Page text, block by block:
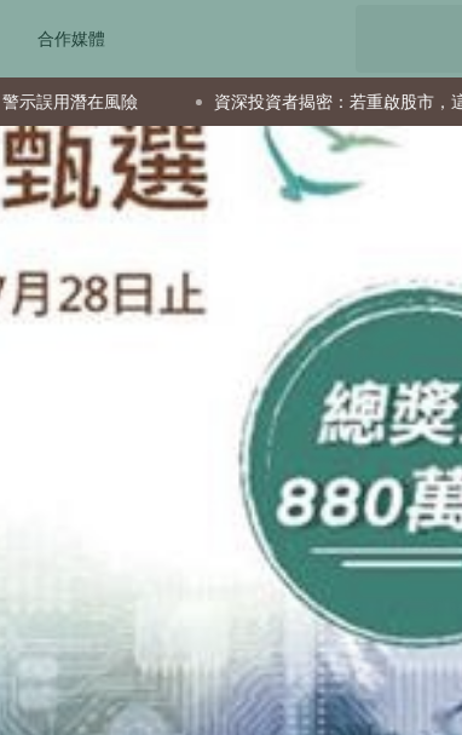
合作媒體
資深投資者揭密：若重啟股市，這兩檔ETF會是首選